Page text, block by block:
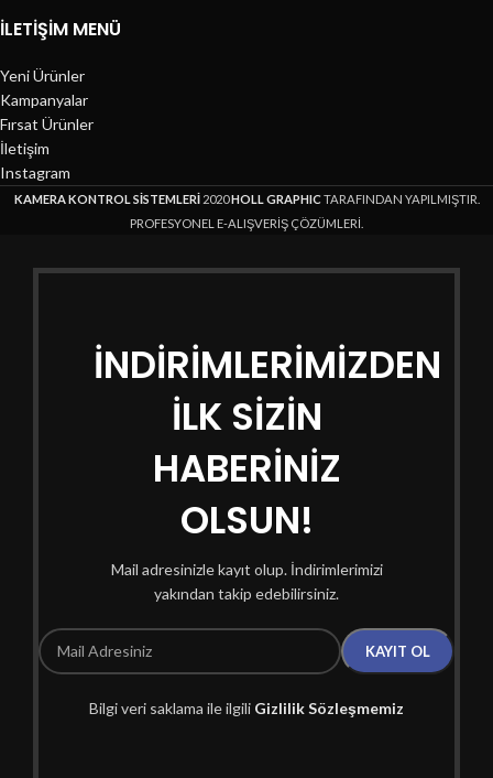
İLETIŞIM MENÜ
Yeni Ürünler
Kampanyalar
Fırsat Ürünler
İletişim
Instagram
KAMERA KONTROL SİSTEMLERİ 2020HOLL GRAPHICTARAFINDAN YAPILMIŞTIR.
PROFESYONEL E-ALIŞVERİŞ ÇÖZÜMLERİ.
İNDİRİMLERİMİZDEN
İLK SİZİN
HABERİNİZ
OLSUN!
Mail adresinizle kayıt olup. İndirimlerimizi
yakından takip edebilirsiniz.
Bilgi veri saklama ile ilgili Gizlilik Sözleşmemiz